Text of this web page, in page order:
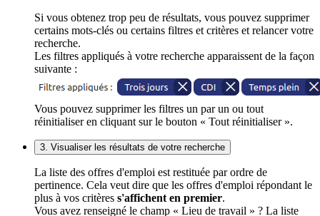
Si vous obtenez trop peu de résultats, vous pouvez supprimer
certains mots-clés ou certains filtres et critères et relancer votre
recherche.
Les filtres appliqués à votre recherche apparaissent de la façon
suivante :
Vous pouvez supprimer les filtres un par un ou tout
réinitialiser en cliquant sur le bouton « Tout réinitialiser ».
3. Visualiser les résultats de votre recherche
La liste des offres d'emploi est restituée par ordre de
pertinence. Cela veut dire que les offres d'emploi répondant le
plus à vos critères s'affichent en premier.
Vous avez renseigné le champ « Lieu de travail » ? La liste